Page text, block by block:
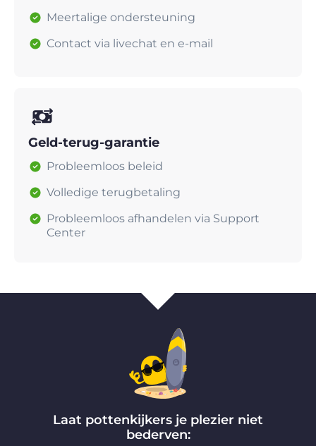
Meertalige ondersteuning
Contact via livechat en e-mail
Geld-terug-garantie
Probleemloos beleid
Volledige terugbetaling
Probleemloos afhandelen via Support
Center
Laat pottenkijkers je plezier niet
bederven: